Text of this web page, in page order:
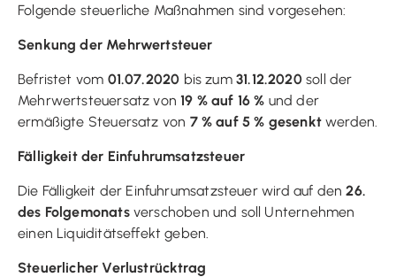
Folgende steuerliche Maßnahmen sind vorgesehen:
Senkung der Mehrwertsteuer
Befristet vom 01.07.2020 bis zum 31.12.2020soll der
Mehrwertsteuersatz von19 % auf 16 % und der
ermäßigte Steuersatz von 7 % auf 5 % gesenktwerden.
Fälligkeit der Einfuhrumsatzsteuer
Die Fälligkeit der Einfuhrumsatzsteuer wird auf den26.
des Folgemonatsverschoben und soll Unternehmen
einen Liquiditätseffekt geben.
Steuerlicher Verlustrücktrag